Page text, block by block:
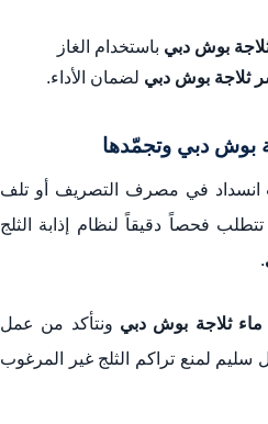
ثلاجة بوش دبي باستخدام الغاز
ثلاجة بوش دبي لضمان الأداء.
انسداد في مصرف التصريف أو تلف
فحصاً دقيقاً لنظام إذابة الثلج
.
ثلاجة بوش دبي ونتأكد من عمل
لمنع تراكم الثلج غير المرغوب